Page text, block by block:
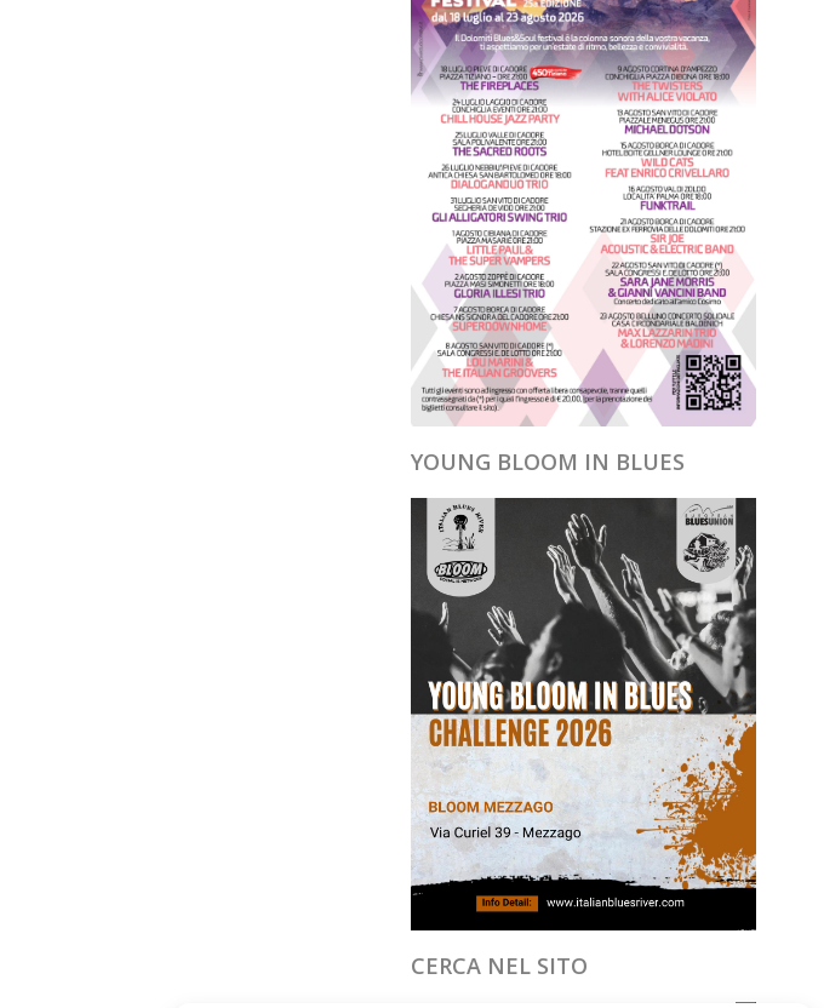
YOUNG BLOOM IN BLUES
CERCA NEL SITO